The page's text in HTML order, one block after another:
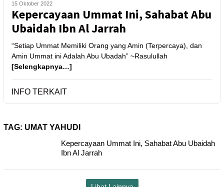
15 Oktober 2022
Kepercayaan Ummat Ini, Sahabat Abu
Ubaidah Ibn Al Jarrah
“Setiap Ummat Memiliki Orang yang Amin (Terpercaya), dan
Amin Ummat ini Adalah Abu Ubadah” ~Rasulullah
[Selengkapnya…]
INFO TERKAIT
TAG: UMAT YAHUDI
Kepercayaan Ummat Ini, Sahabat Abu Ubaidah
Ibn Al Jarrah